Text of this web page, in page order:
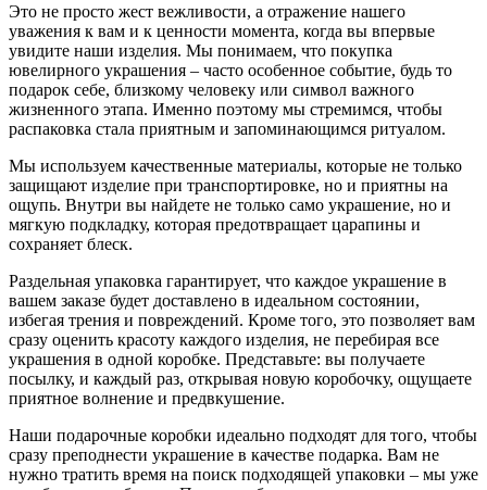
Это не просто жест вежливости, а отражение нашего
уважения к вам и к ценности момента, когда вы впервые
увидите наши изделия. Мы понимаем, что покупка
ювелирного украшения – часто особенное событие, будь то
подарок себе, близкому человеку или символ важного
жизненного этапа. Именно поэтому мы стремимся, чтобы
распаковка стала приятным и запоминающимся ритуалом.
Мы используем качественные материалы, которые не только
защищают изделие при транспортировке, но и приятны на
ощупь. Внутри вы найдете не только само украшение, но и
мягкую подкладку, которая предотвращает царапины и
сохраняет блеск.
Раздельная упаковка гарантирует, что каждое украшение в
вашем заказе будет доставлено в идеальном состоянии,
избегая трения и повреждений. Кроме того, это позволяет вам
сразу оценить красоту каждого изделия, не перебирая все
украшения в одной коробке. Представьте: вы получаете
посылку, и каждый раз, открывая новую коробочку, ощущаете
приятное волнение и предвкушение.
Наши подарочные коробки идеально подходят для того, чтобы
сразу преподнести украшение в качестве подарка. Вам не
нужно тратить время на поиск подходящей упаковки – мы уже